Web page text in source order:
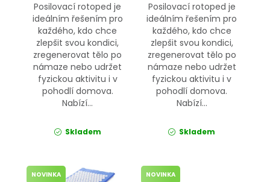
Posilovací rotoped je
ideálním řešením pro
každého, kdo chce
zlepšit svou kondici,
zregenerovat tělo po
námaze nebo udržet
fyzickou aktivitu i v
pohodlí domova.
Nabízí...
Skladem
Posilovací rotoped je
ideálním řešením pro
každého, kdo chce
zlepšit svou kondici,
zregenerovat tělo po
námaze nebo udržet
fyzickou aktivitu i v
pohodlí domova.
Nabízí...
Skladem
NOVINKA NOVINKA